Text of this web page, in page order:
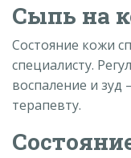
Сыпь на
Состояние кожи
специалисту.
воспаление и зуд
терапевту.